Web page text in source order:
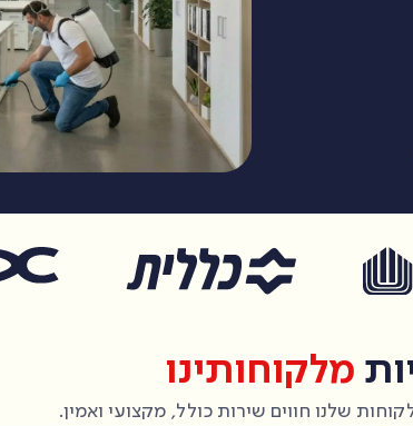
מלקוחותינו
שלנו חווים שירות כולל, מקצועי ואמין.